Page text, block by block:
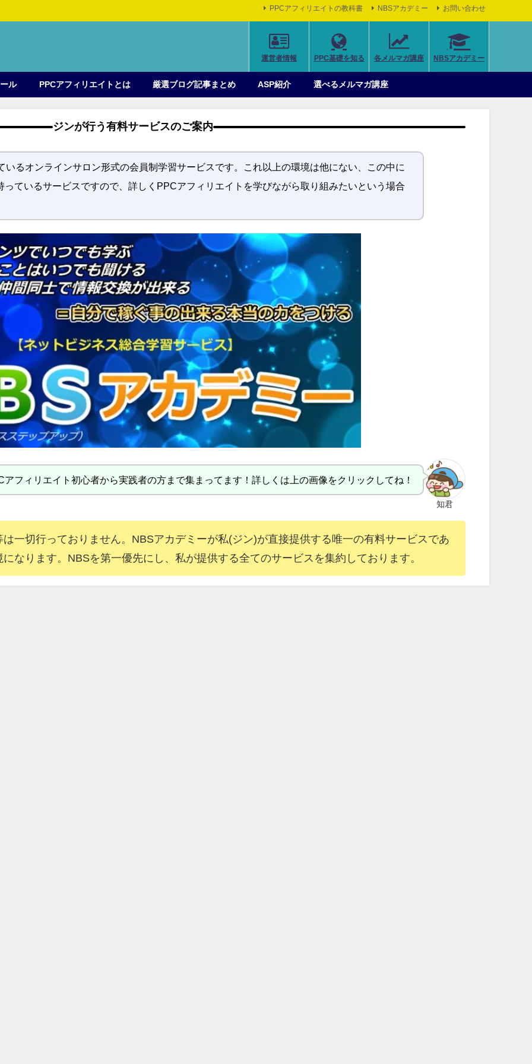
PPCアフィリエイトの教科書 NBSアカデミー お問い合わせ
運営者情報 PPC基礎を知る 各メルマガ講座 NBSアカデミー
ル PPCアフィリエイトとは 厳選ブログ記事まとめ ASP紹介 選べるメルマガ講座
ジンが行う有料サービスのご案内
いるオンラインサロン形式の会員制学習サービスです。これ以上の環境は他にない、この中に
ているサービスですので、詳しくPPCアフィリエイトを学びながら取り組みたいという場合
知君
アフィリエイト初心者から実践者の方まで集まってます！詳しくは上の画像をクリックしてね！
一切行っておりません。NBSアカデミーが私(ジン)が直接提供する唯一の有料サービスであ
なります。NBSを第一優先にし、私が提供する全てのサービスを集約しております。